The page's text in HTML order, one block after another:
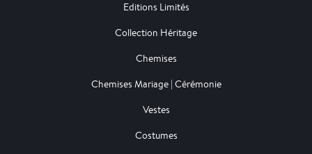
Editions Limités
Collection Héritage
Chemises
Chemises Mariage | Cérémonie
Vestes
Costumes